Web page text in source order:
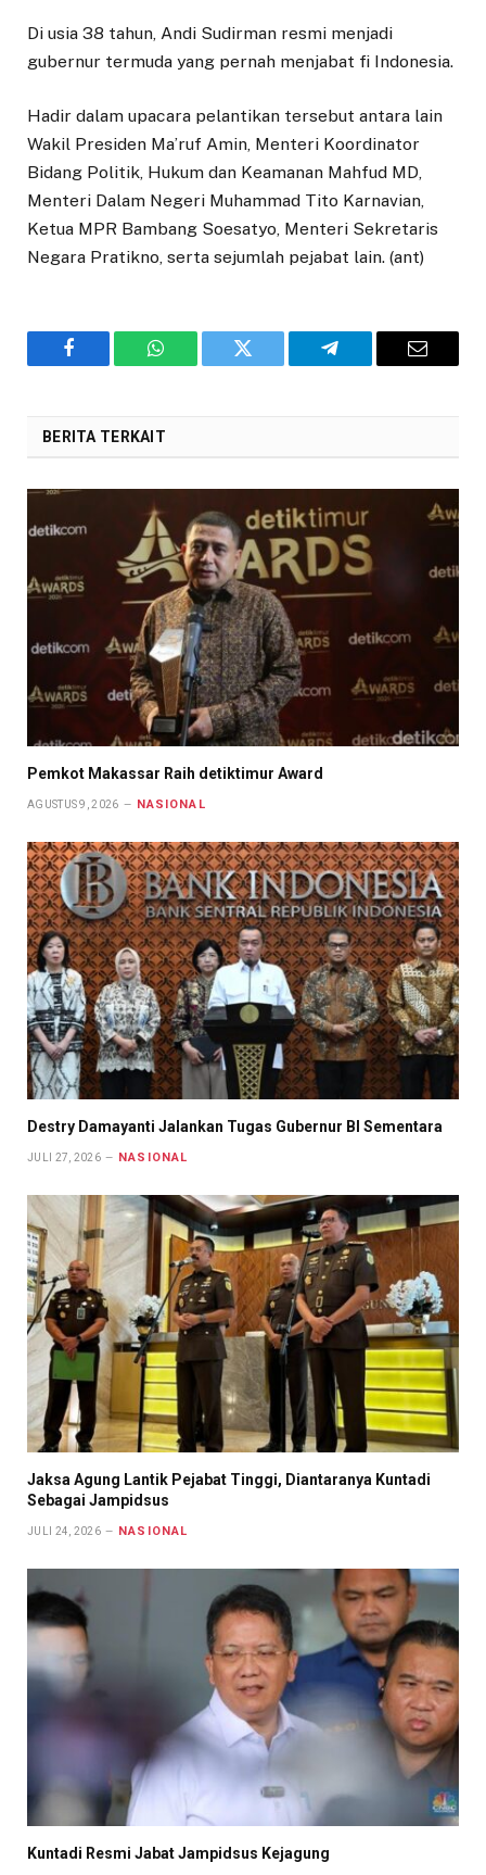
Di usia 38 tahun, Andi Sudirman resmi menjadi
gubernur termuda yang pernah menjabat fi Indonesia.
Hadir dalam upacara pelantikan tersebut antara lain
Wakil Presiden Ma’ruf Amin, Menteri Koordinator
Bidang Politik, Hukum dan Keamanan Mahfud MD,
Menteri Dalam Negeri Muhammad Tito Karnavian,
Ketua MPR Bambang Soesatyo, Menteri Sekretaris
Negara Pratikno, serta sejumlah pejabat lain. (ant)
Facebook WhatsAppTwitter Telegram Email
BERITA TERKAIT
Pemkot Makassar Raih detiktimur Award
AGUSTUS 9, 2026 NASIONAL
Destry Damayanti Jalankan Tugas Gubernur BI Sementara
JULI 27, 2026 NASIONAL
Jaksa Agung Lantik Pejabat Tinggi, Diantaranya Kuntadi
Sebagai Jampidsus
JULI 24, 2026 NASIONAL
Kuntadi Resmi Jabat Jampidsus Kejagung